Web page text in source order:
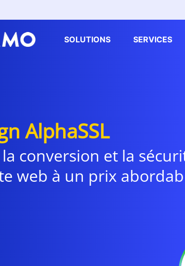
SOLUTIONS SERVICES
AlphaSSL
conversion et la
web à un prix